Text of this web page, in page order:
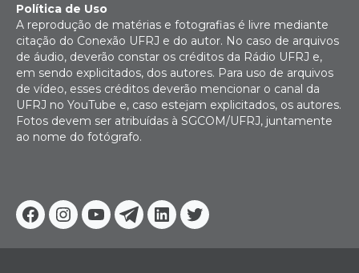
Facebook
Instagram
YoutubeTelegram
Linkedin
Twitter
Política de Uso
A reprodução de matérias e fotografias é livre mediante
citação do Conexão UFRJ e do autor. No caso de arquivos
de áudio, deverão constar os créditos da Rádio UFRJ e,
em sendo explicitados, dos autores. Para uso de arquivos
de vídeo, esses créditos deverão mencionar o canal da
UFRJ no YouTube e, caso estejam explicitados, os autores.
Fotos devem ser atribuídas à SGCOM/UFRJ, juntamente
ao nome do fotógrafo.